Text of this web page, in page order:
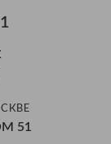
51